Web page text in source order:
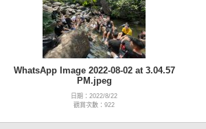
WhatsApp Image 2022-08-02 at 3.04.57
PM.jpeg
日期：2022/8/22
觀賞次數：922